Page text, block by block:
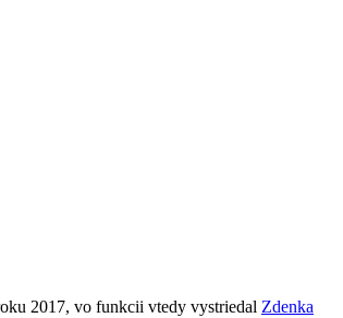
2017, vo funkcii vtedy vystriedal Zdenka